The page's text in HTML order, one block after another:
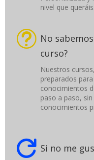
nivel que queráis.
t No
curso?
Nuestros
preparados
conocimientos
paso a paso,
conocimientos
 Si no me